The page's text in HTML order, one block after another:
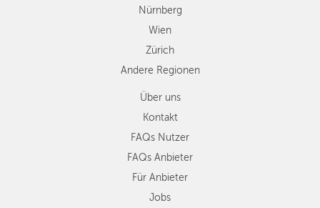
Nürnberg
Wien
Zürich
Andere Regionen
Über uns
Kontakt
FAQs Nutzer
FAQs Anbieter
Für Anbieter
Jobs